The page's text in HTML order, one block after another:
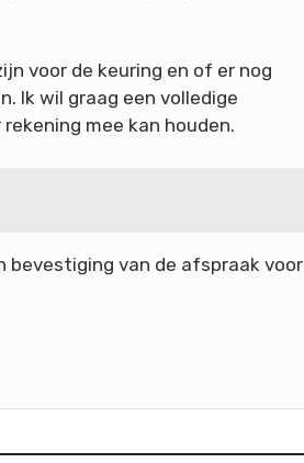
voor de keuring en of er nog
Ik wil graag een volledige
mee kan houden.
bevestiging van de afspraak voor